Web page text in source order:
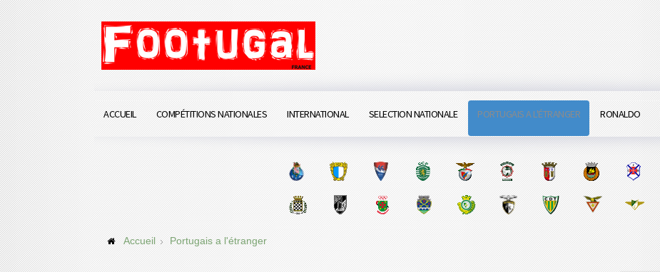
ACCUEIL COMPÉTITIONS NATIONALES INTERNATIONAL SELECTION NATIONALE PORTUGAIS A L'ÉTRANGER RONALDO
Accueil Portugais a l'étranger